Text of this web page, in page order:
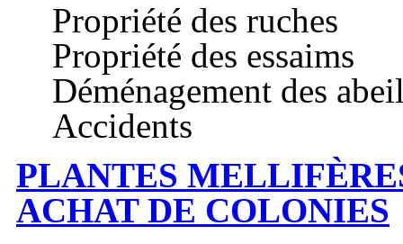
Propriété des ruches
Propriété des essaims
Déménagement des
Accidents
PLANTES
ACHAT DE COLONIES